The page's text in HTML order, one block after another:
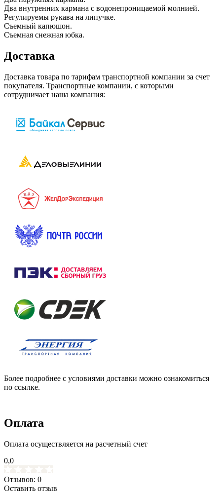
Два внутренних кармана с водонепроницаемой молнией.
Регулируемы рукава на липучке.
Съемный капюшон.
Съемная снежная юбка.
Доставка
Доставка товара по тарифам транспортной компании за счет
покупателя. Транспортные компании, с которыми
сотрудничает наша компания:
Более подробнее с условиями доставки можно ознакомиться
по ссылке.
Оплата
Оплата осуществляется на расчетный счет
0,0
Отзывов: 0
Оставить отзыв